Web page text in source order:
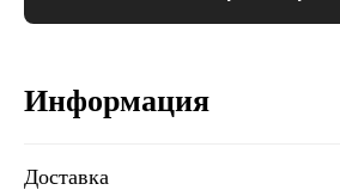
Информация
Доставка